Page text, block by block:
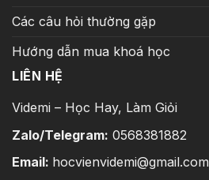
Các câu hỏi thường gặp
Hướng dẫn mua khoá học
LIÊN HỆ
Videmi – Học Hay, Làm Giỏi
Zalo/Telegram: 0568381882
Email: hocvienvidemi@gmail.com